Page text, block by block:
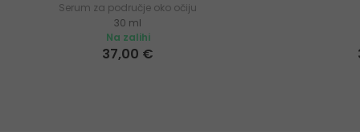
Serum za područje oko očiju
30 ml
Na zalihi
37,00 €